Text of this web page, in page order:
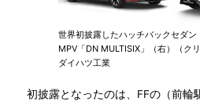
世界初披露したハッチバックセダン
MPV「DN MULTISIX」（右）（ク
ダイハツ工業
初披露となったのは、FFの（前輪